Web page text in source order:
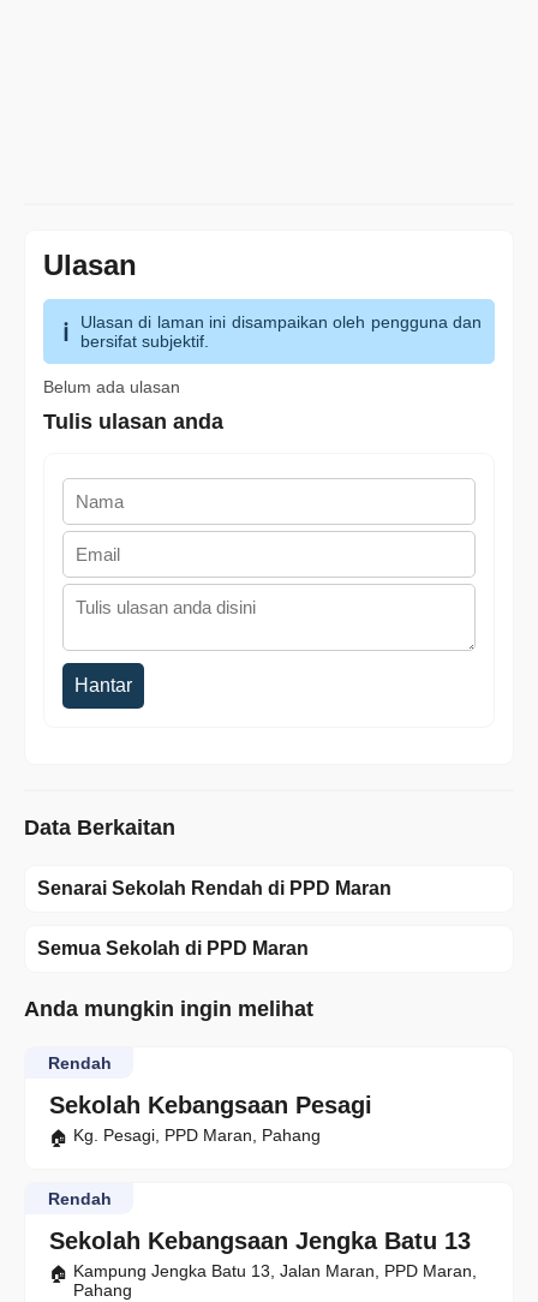
Ulasan
Ulasan di laman ini disampaikan oleh pengguna dan
bersifat subjektif.
Belum ada ulasan
Tulis ulasan anda
Hantar
Data Berkaitan
Senarai Sekolah Rendah di PPD Maran
Semua Sekolah di PPD Maran
Anda mungkin ingin melihat
Sekolah Kebangsaan Pesagi
Rendah
Kg. Pesagi, PPD Maran, Pahang
Sekolah Kebangsaan Jengka Batu 13
Rendah
Kampung Jengka Batu 13, Jalan Maran, PPD Maran,
Pahang